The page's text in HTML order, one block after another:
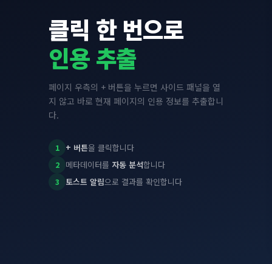
클릭 한 번으로
인용 추출
페이지 우측의 + 버튼을 누르면 사이드 패널을 열
지 않고 바로 현재 페이지의 인용 정보를 추출합니
다.
1 + 버튼을 클릭합니다
2 메타데이터를 자동 분석합니다
3 토스트 알림으로 결과를 확인합니다